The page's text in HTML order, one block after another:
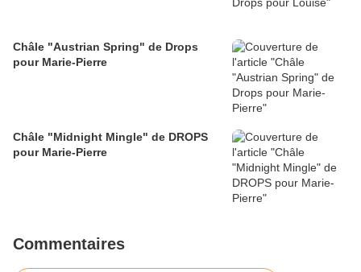
Châle "Austrian Spring" de Drops
pour Marie-Pierre
Châle "Midnight Mingle" de DROPS
pour Marie-Pierre
Commentaires